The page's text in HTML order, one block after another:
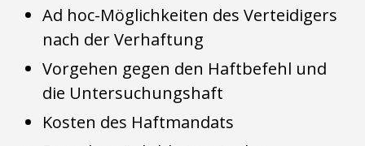
Ad hoc-Möglichkeiten des Verteidigers
nach der Verhaftung
Vorgehen gegen den Haftbefehl und
die Untersuchungshaft
Kosten des Haftmandats